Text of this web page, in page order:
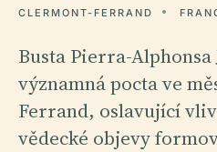
CLERMONT-FERRAND
Busta Pierra-
významná pocta ve
Ferrand, oslavující
vědecké objevy